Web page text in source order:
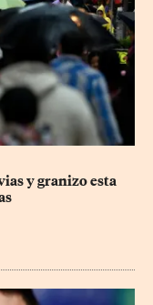
y granizo esta